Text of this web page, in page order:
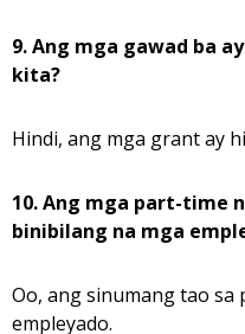
9. Ang mga gawad ba
kita?
Hindi, ang mga grant ay
10. Ang mga part-time
binibilang na mga
Oo, ang sinumang tao
empleyado.